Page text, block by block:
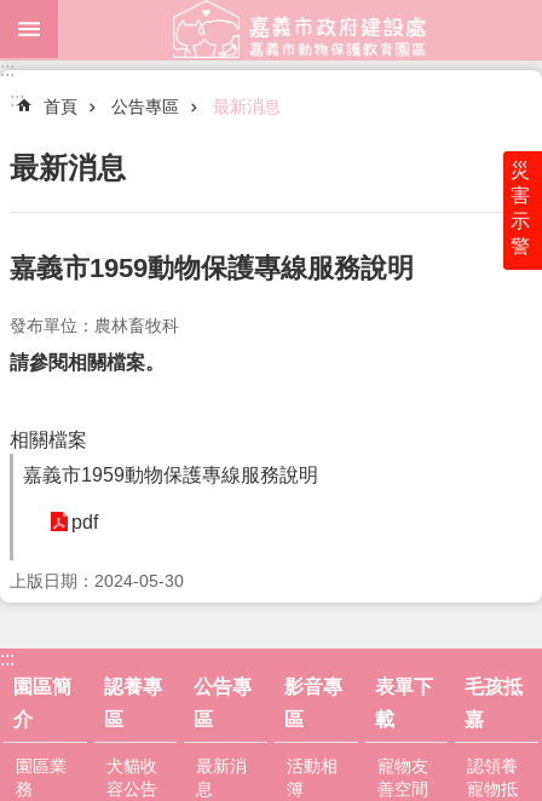
跳到主要內容區塊
進
階
園
區
介
認
專
區
區
音
專
區
表
單
下
災
害
示
警
:::
:::
首頁 公告專區 最新消息
最新消息
嘉義市1959動物保護專線服務說明
發布單位：農林畜牧科
請參閱相關檔案。
相關檔案
嘉義市1959動物保護專線服務說明
pdf
上版日期：2024-05-30
:::
園區簡
介
園區業
務
認養專
區
犬貓收
容公告
公告專
區
最新消
息
影音專
區
活動相
簿
表單下
載
寵物友
善空間
毛孩抵
嘉
認領養
寵物抵